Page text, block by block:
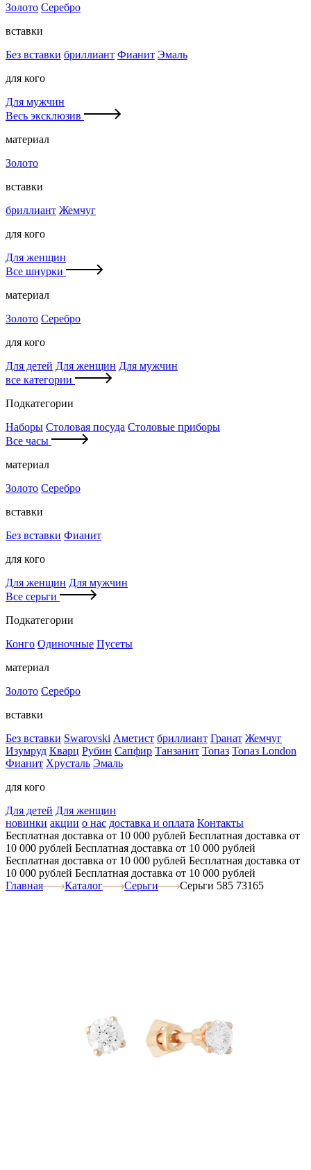
Золото Серебро
вставки
Без вставки бриллиант Фианит Эмаль
для кого
Для мужчин
Весь эксклюзив
материал
Золото
вставки
бриллиант Жемчуг
для кого
Для женщин
Все шнурки
материал
Золото Серебро
для кого
Для детей Для женщин Для мужчин
все категории
Подкатегории
Наборы Столовая посуда Столовые приборы
Все часы
материал
Золото Серебро
вставки
Без вставки Фианит
для кого
Для женщин Для мужчин
Все серьги
Подкатегории
Конго Одиночные Пусеты
материал
Золото Серебро
вставки
Без вставки Swarovski Аметист бриллиант Гранат Жемчуг
Изумруд Кварц Рубин Сапфир Танзанит Топаз Топаз London
Фианит Хрусталь Эмаль
для кого
Для детей Для женщин
новинки акции о нас доставка и оплата Контакты
Бесплатная доставка от 10 000 рублей Бесплатная доставка от
10 000 рублей Бесплатная доставка от 10 000 рублей
Бесплатная доставка от 10 000 рублей Бесплатная доставка от
10 000 рублей Бесплатная доставка от 10 000 рублей
Главная
Каталог Серьги Серьги 585 73165